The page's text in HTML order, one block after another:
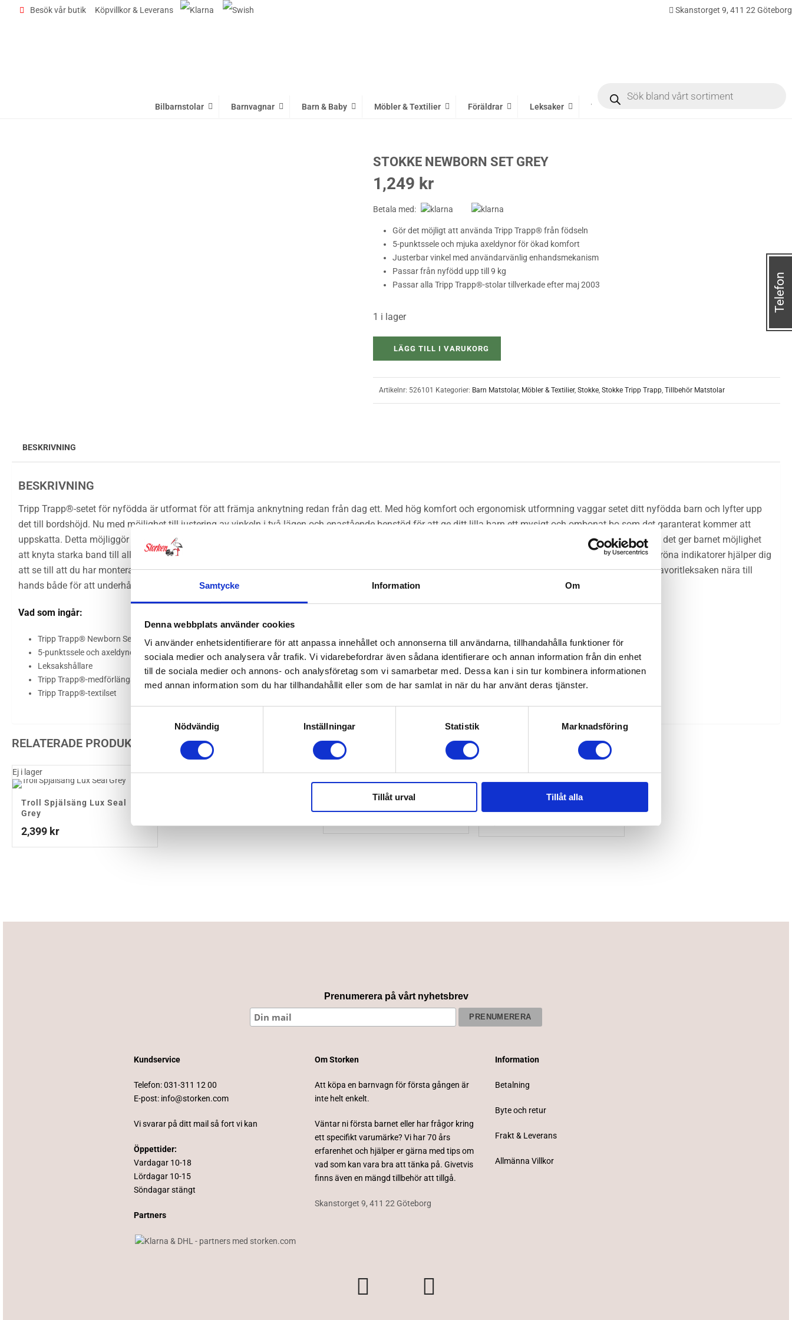
Samtycke Information Om
Denna webbplats använder cookies
Vi använder enhetsidentifierare för att anpassa innehållet och annonserna till användarna, tillhandahålla funktioner för
sociala medier och analysera vår trafik. Vi vidarebefordrar även sådana identifierare och annan information från din enhet
till de sociala medier och annons- och analysföretag som vi samarbetar med. Dessa kan i sin tur kombinera informationen
med annan information som du har tillhandahållit eller som de har samlat in när du har använt deras tjänster.
Nödvändig
Inställningar Statistik Marknadsföring
Tillåt urval Tillåt alla
Besök vår butik Köpvillkor & Leverans Skanstorget 9, 411 22 Göteborg
search
Bilbarnstolar
Barnvagnar Barn & Baby Möbler & Textilier Föräldrar Leksaker Varumärken
STOKKE NEWBORN SET GREY
1,249 kr
Betala med:
Gör det möjligt att använda Tripp Trapp® från födseln
5-punktssele och mjuka axeldynor för ökad komfort
Justerbar vinkel med användarvänlig enhandsmekanism
Passar från nyfödd upp till 9 kg
Passar alla Tripp Trapp®-stolar tillverkade efter maj 2003
1 i lager
LÄGG TILL I VARUKORG
Artikelnr: 526101 Kategorier: Barn Matstolar, Möbler & Textilier, Stokke, Stokke Tripp Trapp, Tillbehör Matstolar
BESKRIVNING
BESKRIVNING
Tripp Trapp®-setet för nyfödda är utformat för att främja anknytning redan från dag ett. Med hög komfort och ergonomisk utformning vaggar setet ditt nyfödda barn och lyfter upp
det till bordshöjd. Nu med möjlighet till justering av vinkeln i två lägen och enastående benstöd för att ge ditt lilla barn ett mysigt och ombonat bo som det garanterat kommer att
uppskatta. Detta möjliggör ögonkontakt och främjar interaktion när familjen samlas runt bordet. Det är ett perfekt sätt att ha barnet nära dig samtidigt som det ger barnet möjlighet
att knyta starka band till alla familjemedlemmar. Setet är säkert och enkelt att använda och kan enkelt monteras på och av från Tripp Trapp®-stolen. Röd-gröna indikatorer hjälper dig
att se till att du har monterat det korrekt medan en 5-punktssele med skyddande axeldynor bidrar till extra säkerhet. Leksakshållaren gör att barnet kan ha favoritleksaken nära till
hands både för att underhålla barnet och stimulera utvecklingen av dess motoriska färdigheter. Passar från nyfödd upp till 9 kg
Vad som ingår:
Tripp Trapp® Newborn Set med vaddering
5-punktssele och axeldynor
Leksakshållare
Tripp Trapp®-medförlängare
Tripp Trapp®-textilset
RELATERADE PRODUKTER
Ej i lager
Troll Spjälsäng Lux Seal
Grey
2,399 kr
Vagn/Vagga Eco
Ej i lager
Troll Bedside Crib Oslo Vit
Prenumerera på vårt nyhetsbrev
Kundservice
Telefon:031-311 12 00
E-post: info@storken.com
Vi svarar på ditt mail så fort vi kan
Öppettider:
Vardagar 10-18
Lördagar 10-15
Söndagar stängt
Partners
Om Storken
Att köpa en barnvagn för första gången är
inte helt enkelt.
Väntar ni första barnet eller har frågor kring
ett specifikt varumärke? Vi har 70 års
erfarenhet och hjälper er gärna med tips om
vad som kan vara bra att tänka på. Givetvis
finns även en mängd tillbehör att tillgå.
Skanstorget 9, 411 22 Göteborg
Information
Betalning
Byte och retur
Frakt & Leverans
Allmänna Villkor
Telefon